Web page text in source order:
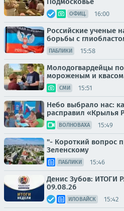
ОФИЦ. 16:00
Российские ученые
борьбы с
ПАБЛИКИ 15:58
Молодогвардейцы
мороженым и квасом
СМИ 15:51
Небо выбрало нас:
расправил «Крылья
ВОЛНОВАХА 15:49
"- Короткий вопрос
Зеленскому
ПАБЛИКИ 15:46
Денис Зубов: ИТОГИ
09.08.26
ИЛОВАЙСК 15:42